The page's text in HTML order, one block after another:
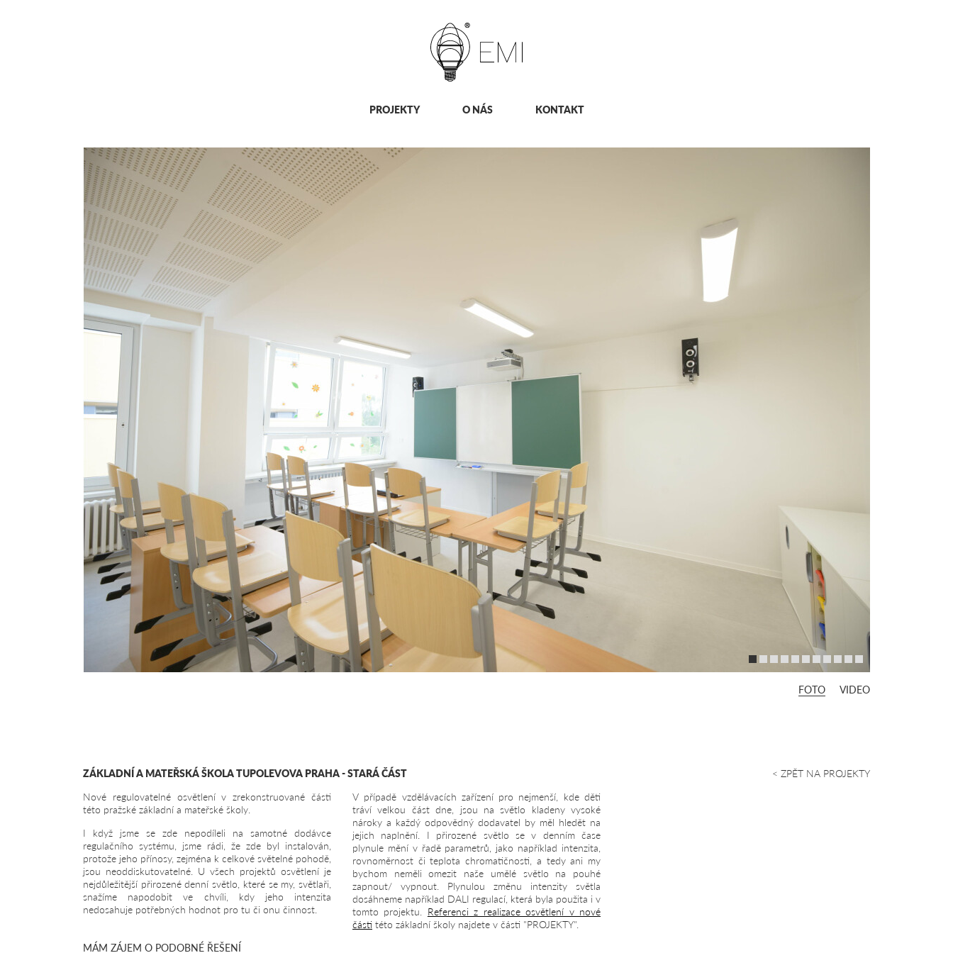
PROJEKTY O NÁS KONTAKT
Ano, fotka je tu. Jen chvíli strpení, než se natáhne.
FOTO VIDEO
< ZPĚT NA PROJEKTY
ZÁKLADNÍ A MATEŘSKÁ ŠKOLA TUPOLEVOVA PRAHA - STARÁ ČÁST
Nové regulovatelné osvětlení v zrekonstruované části
této pražské základní a mateřské školy.
I když jsme se zde nepodíleli na samotné dodávce
regulačního systému, jsme rádi, že zde byl instalován,
protože jeho přínosy, zejména k celkové světelné pohodě,
jsou neoddiskutovatelné. U všech projektů osvětlení je
nejdůležitější přirozené denní světlo, které se my, světlaři,
snažíme napodobit ve chvíli, kdy jeho intenzita
nedosahuje potřebných hodnot pro tu či onu činnost.
V případě vzdělávacích zařízení pro nejmenší, kde děti
tráví velkou část dne, jsou na světlo kladeny vysoké
nároky a každý odpovědný dodavatel by měl hledět na
jejich naplnění. I přirozené světlo se v denním čase
plynule mění v řadě parametrů, jako například intenzita,
rovnoměrnost či teplota chromatičnosti, a tedy ani my
bychom neměli omezit naše umělé světlo na pouhé
zapnout/ vypnout. Plynulou změnu intenzity světla
dosáhneme například DALI regulací, která byla použita i v
tomto projektu. Referenci z realizace osvětlení v nové
části této základní školy najdete v části "PROJEKTY".
MÁM ZÁJEM O PODOBNÉ ŘEŠENÍ